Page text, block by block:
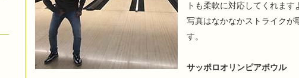
トも柔軟に対応してくれます
写真はなかなかストライクが
す。
サッポロオリンピアボウル